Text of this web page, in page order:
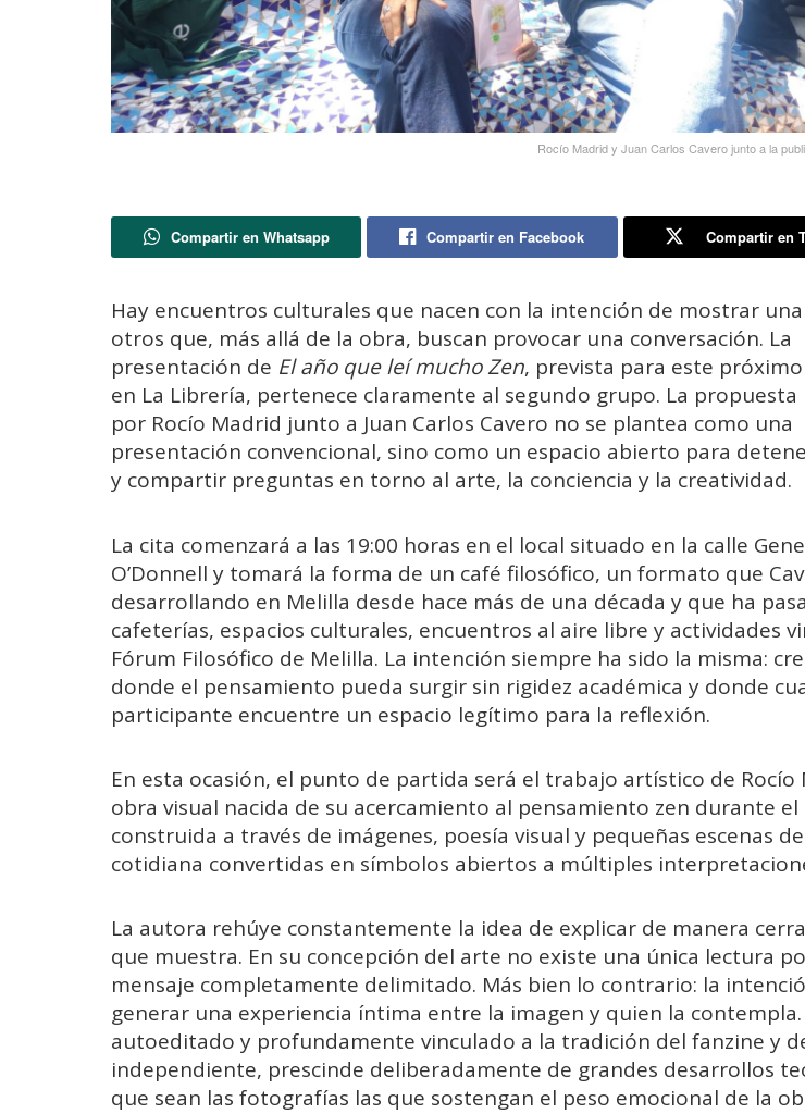
Rocío Madrid y Juan Carlos Cavero junto a la
Compartir en Whatsapp Compartir en Facebook Compartir en
Hay encuentros culturales que nacen con la intención de mostrar
otros que, más allá de la obra, buscan provocar una conversación. La
presentación de El año que leí mucho Zen, prevista para este
en La Librería, pertenece claramente al segundo grupo. La propuesta
por Rocío Madrid junto a Juan Carlos Cavero no se plantea como una
presentación convencional, sino como un espacio abierto para
y compartir preguntas en torno al arte, la conciencia y la creatividad.
La cita comenzará a las 19:00 horas en el local situado en la calle
O’Donnell y tomará la forma de un café filosófico, un formato que
desarrollando en Melilla desde hace más de una década y que ha
cafeterías, espacios culturales, encuentros al aire libre y actividades
Fórum Filosófico de Melilla. La intención siempre ha sido la misma:
donde el pensamiento pueda surgir sin rigidez académica y donde
participante encuentre un espacio legítimo para la reflexión.
En esta ocasión, el punto de partida será el trabajo artístico de Rocío
obra visual nacida de su acercamiento al pensamiento zen durante el
construida a través de imágenes, poesía visual y pequeñas escenas
cotidiana convertidas en símbolos abiertos a múltiples
La autora rehúye constantemente la idea de explicar de manera
que muestra. En su concepción del arte no existe una única lectura
mensaje completamente delimitado. Más bien lo contrario: la
generar una experiencia íntima entre la imagen y quien la
autoeditado y profundamente vinculado a la tradición del fanzine y
independiente, prescinde deliberadamente de grandes desarrollos
que sean las fotografías las que sostengan el peso emocional de la